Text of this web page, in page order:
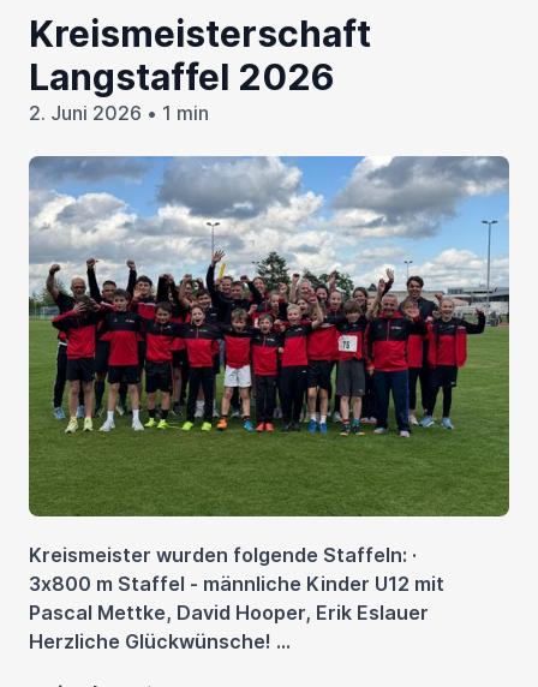
Kreismeisterschaft
Langstaffel 2026
2. Juni 2026 • 1 min
Kreismeister wurden folgende Staffeln: ·
3x800 m Staffel - männliche Kinder U12 mit
Pascal Mettke, David Hooper, Erik Eslauer
Herzliche Glückwünsche! ...